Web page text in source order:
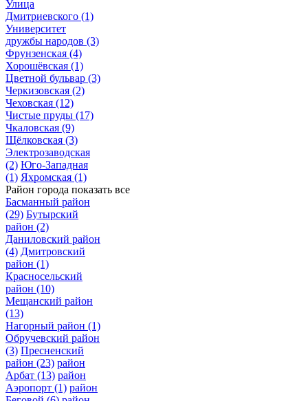
Улица
Дмитриевского (1)
Университет
дружбы народов (3)
Фрунзенская (4)
Хорошёвская (1)
Цветной бульвар (3)
Черкизовская (2)
Чеховская (12)
Чистые пруды (17)
Чкаловская (9)
Щёлковская (3)
Электрозаводская
(2) Юго-Западная
(1) Яхромская (1)
Район города показать все
Басманный район
(29) Бутырский
район (2)
Даниловский район
(4) Дмитровский
район (1)
Красносельский
район (10)
Мещанский район
(13)
Нагорный район (1)
Обручевский район
(3) Пресненский
район (23) район
Арбат (13) район
Аэропорт (1) район